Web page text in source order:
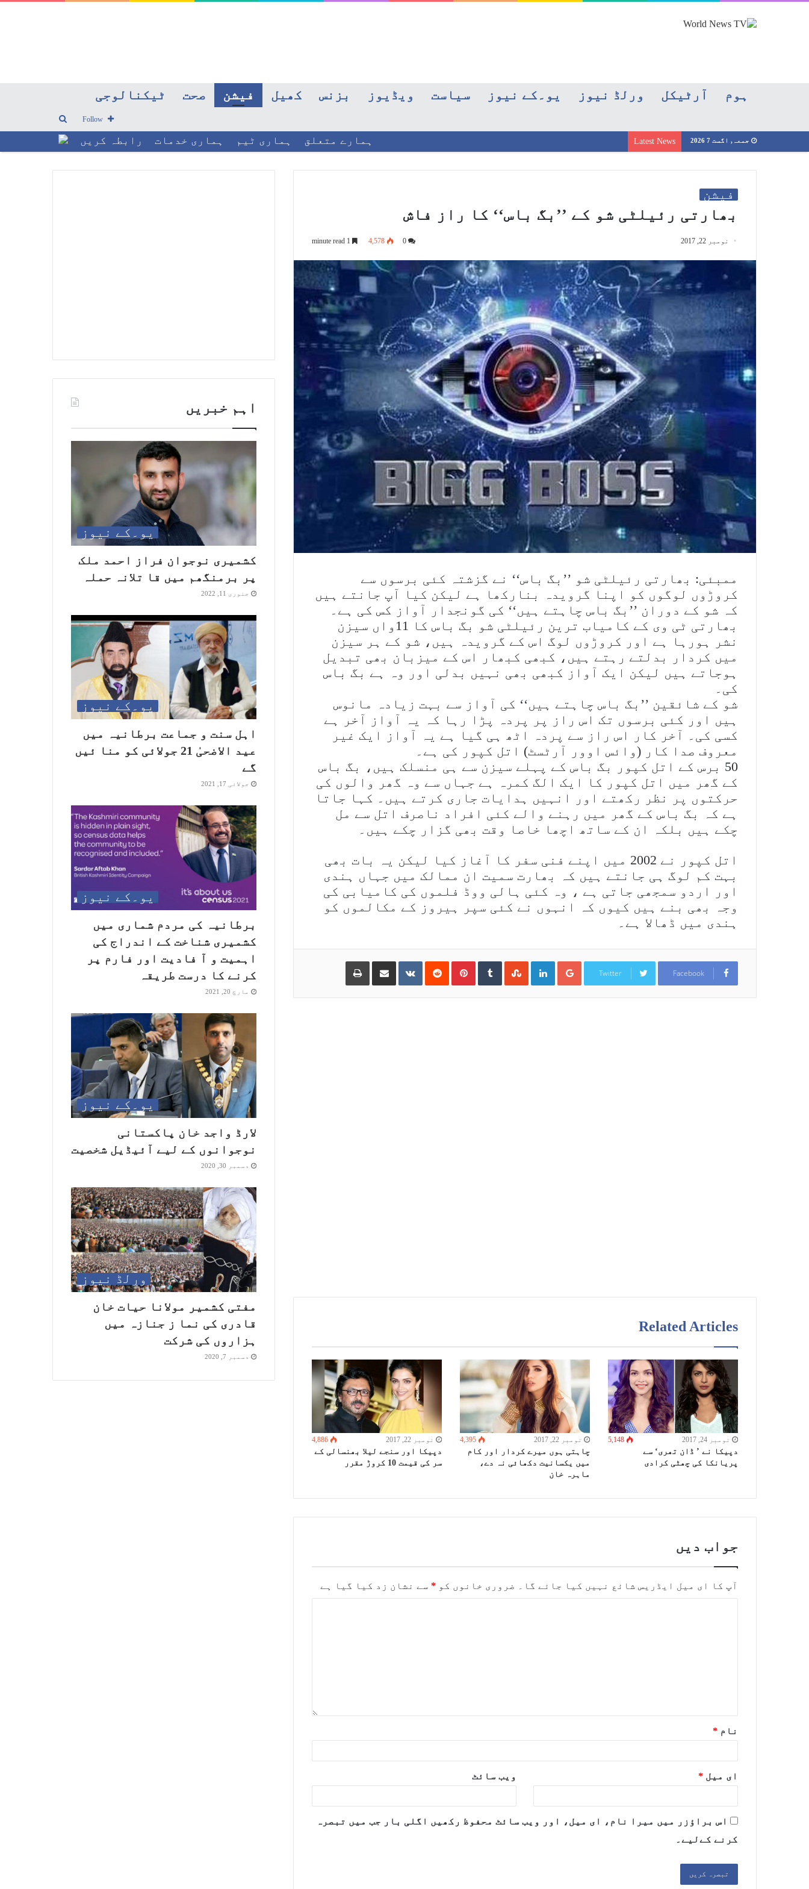
ہوم آرٹیکل ورلڈ نیوز یو۔کے نیوز سیاست ویڈیوز بزنس کھیل فیشن صحت ٹیکنالوجی
Search
for
Follow
جمعہ, اگست 7 2026 Latest News ہمارے متعلق ہماری ٹیم ہماری خدمات رابطہ کریں
فیشن
بھارتی رئیلٹی شو کے ’’بگ باس‘‘ کا راز فاش
نومبر 22, 2017 4,578
ممبئی: بھارتی رئیلٹی شو ’’بگ باس‘‘ نے گزشتہ کئی برسوں سے
کروڑوں لوگوں کو اپنا گرویدہ بنارکھا ہے لیکن کیا آپ جانتے ہیں
کہ شو کے دوران ’’بگ باس چاہتے ہیں‘‘ کی گونجدار آواز کس کی ہے۔
بھارتی ٹی وی کے کامیاب ترین رئیلٹی شو بگ باس کا 11واں سیزن
نشر ہورہا ہے اور کروڑوں لوگ اس کے گرویدہ ہیں، شو کے ہر سیزن
میں کردار بدلتے رہتے ہیں، کبھی کبھار اس کے میزبان بھی تبدیل
ہوجاتے ہیں لیکن ایک آواز کبھی بھی نہیں بدلی اور وہ ہے بگ باس
کی۔
شو کے شائقین ’’بگ باس چاہتے ہیں‘‘ کی آواز سے بہت زیادہ مانوس
ہیں اور کئی برسوں تک اس راز پر پردہ پڑا رہا کہ یہ آواز آخر ہے
کسی کی۔ آخر کار اس راز سے پردہ اٹھ ہی گیا ہے یہ آواز ایک غیر
معروف صدا کار (وائس اوور آرٹسٹ) اتل کپور کی ہے۔
50 برس کے اتل کپور بگ باس کے پہلے سیزن سے ہی منسلک ہیں، بگ باس
کے گھر میں اتل کپور کا ایک الگ کمرہ ہے جہاں سے وہ گھر والوں کی
حرکتوں پر نظر رکھتے اور انہیں ہدایات جاری کرتے ہیں۔ کہا جاتا
ہے کہ بگ باس کے گھر میں رہنے والے کئی افراد ناصرف اتل سے مل
چکے ہیں بلکہ ان کے ساتھ اچھا خاصا وقت بھی گزار چکے ہیں۔
اتل کپور نے 2002 میں اپنے فنی سفر کا آغاز کیا لیکن یہ بات بھی
بہت کم لوگ ہی جانتے ہیں کہ بھارت سمیت ان ممالک میں جہاں ہندی
اور اردو سمجھی جاتی ہے ، وہ کئی ہالی ووڈ فلموں کی کامیابی کی
وجہ بھی بنے ہیں کیوں کہ انہوں نے کئی سپر ہیروز کے مکالموں کو
ہندی میں ڈھالا ہے۔
Facebook
Twitter
Google+
LinkedIn
StumbleUpon
Tumblr
Pinterest
Reddit
VKontakte
Share via Email
Print
Related Articles
نومبر 24, 2017 5,148
دپیکا نے ’ ڈان تھری‘ سے
پریانکا کی چھٹی کرادی
نومبر 22, 2017 4,395
چاہتی ہوں میرے کردار اور کام
میں یکسانیت دکھائی نہ دے،
ماہرہ خان
نومبر 22, 2017 4,886
دپیکا اور سنجے لیلا بھنسالی کے
سر کی قیمت 10 کروڑ مقرر
جواب دیں
آپ کا ای میل ایڈریس شائع نہیں کیا جائے گا۔ ضروری خانوں کو * سے نشان زد کیا گیا ہے
نام *
ای میل * ویب‌ سائٹ
اس براؤزر میں میرا نام، ای میل، اور ویب سائٹ محفوظ رکھیں اگلی بار جب میں تبصرہ
کرنے کےلیے۔
اہم خبریں
یو۔کے نیوز
کشمیری نوجوان فراز احمد ملک
پر برمنگھم میں قا تلانہ حملہ
جنوری 11, 2022
یو۔کے نیوز
اہل سنت و جماعت برطانیہ میں
عید الاضحیٰ 21 جولائی کو منا ئیں
گے
جولائی 17, 2021
یو۔کے نیوز
برطانیہ کی مردم شماری میں
کشمیری شناخت کے اندراج کی
اہمیت و آ فادیت اور فارم پر
کرنے کا درست طریقہ
مارچ 20, 2021
یو۔کے نیوز
لارڈ واجد خان پاکستانی
نوجوانوں کے لیے آئیڈیل شخصیت
دسمبر 30, 2020
ورلڈ نیوز
مفتی کشمیر مولانا حیات خان
قادری کی نما ز جنازہ میں
ہزاروں کی شرکت
دسمبر 7, 2020